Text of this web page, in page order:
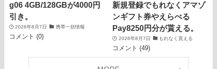
g06 4GB/128GBが4000円
引き。
2026年8月7日 携帯一括情報
コメント (0)
新規登録でもれなくアマゾ
ンギフト券やえらべる
Pay8250円分が貰える。
2026年8月7日 もれなく貰える
コメント (49)